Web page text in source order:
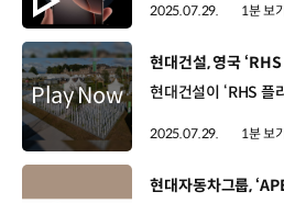
2025.07.29. 1분 보기
[동영상]
2025.07.29. 1분 보기
[동영상]